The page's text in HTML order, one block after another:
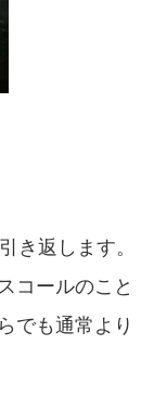
き返します。
コールのこと
でも通常より